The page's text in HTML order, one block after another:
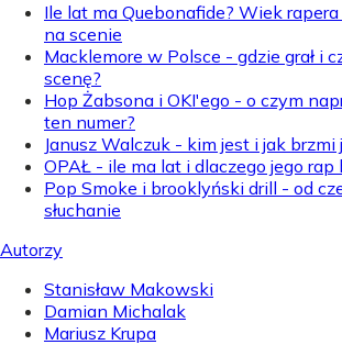
Ile lat ma Quebonafide? Wiek rapera
na scenie
Macklemore w Polsce - gdzie grał i
scenę?
Hop Żabsona i OKI'ego - o czym
ten numer?
Janusz Walczuk - kim jest i jak brzmi
OPAŁ - ile ma lat i dlaczego jego rap
Pop Smoke i brooklyński drill - od
słuchanie
Autorzy
Stanisław Makowski
Damian Michalak
Mariusz Krupa